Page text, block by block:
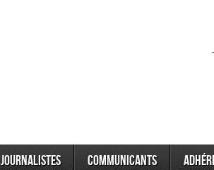
Journalistes Communicants